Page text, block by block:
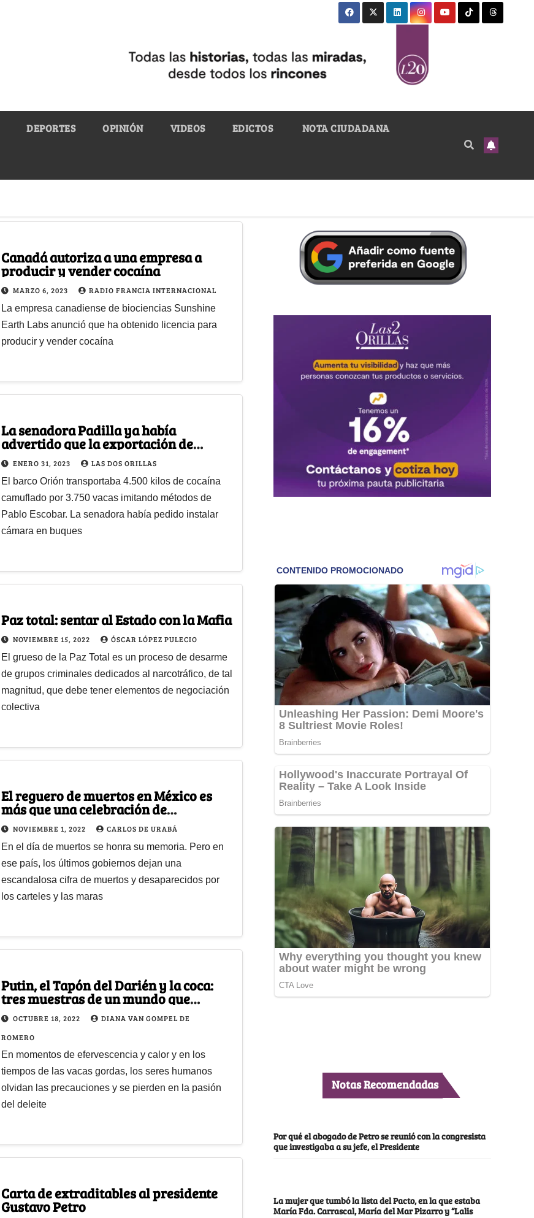
DEPORTES OPINIÓN VIDEOS EDICTOS NOTA CIUDADANA
Canadá autoriza a una empresa a
producir y vender cocaína
MARZO 6, 2023 RADIO FRANCIA INTERNACIONAL
La empresa canadiense de biociencias Sunshine
Earth Labs anunció que ha obtenido licencia para
producir y vender cocaína
La senadora Padilla ya había
advertido que la exportación de
ganado en pie se usaba como vehículo
de coca
ENERO 31, 2023 LAS DOS ORILLAS
El barco Orión transportaba 4.500 kilos de cocaína
camuflado por 3.750 vacas imitando métodos de
Pablo Escobar. La senadora había pedido instalar
cámara en buques
Paz total: sentar al Estado con la Mafia
NOVIEMBRE 15, 2022 ÓSCAR LÓPEZ PULECIO
El grueso de la Paz Total es un proceso de desarme
de grupos criminales dedicados al narcotráfico, de tal
magnitud, que debe tener elementos de negociación
colectiva
El reguero de muertos en México es
más que una celebración de
esqueletos que bailan
NOVIEMBRE 1, 2022 CARLOS DE URABÁ
En el día de muertos se honra su memoria. Pero en
ese país, los últimos gobiernos dejan una
escandalosa cifra de muertos y desaparecidos por
los carteles y las maras
Putin, el Tapón del Darién y la coca:
tres muestras de un mundo que
pudimos evitar
OCTUBRE 18, 2022
DIANA VAN GOMPEL DE
ROMERO
En momentos de efervescencia y calor y en los
tiempos de las vacas gordas, los seres humanos
olvidan las precauciones y se pierden en la pasión
del deleite
Carta de extraditables al presidente
Gustavo Petro
Notas Recomendadas
Por qué el abogado de Petro se reunió con la congresista
que investigaba a su jefe, el Presidente
La mujer que tumbó la lista del Pacto, en la que estaba
María Fda. Carrascal, María del Mar Pizarro y “Lalis